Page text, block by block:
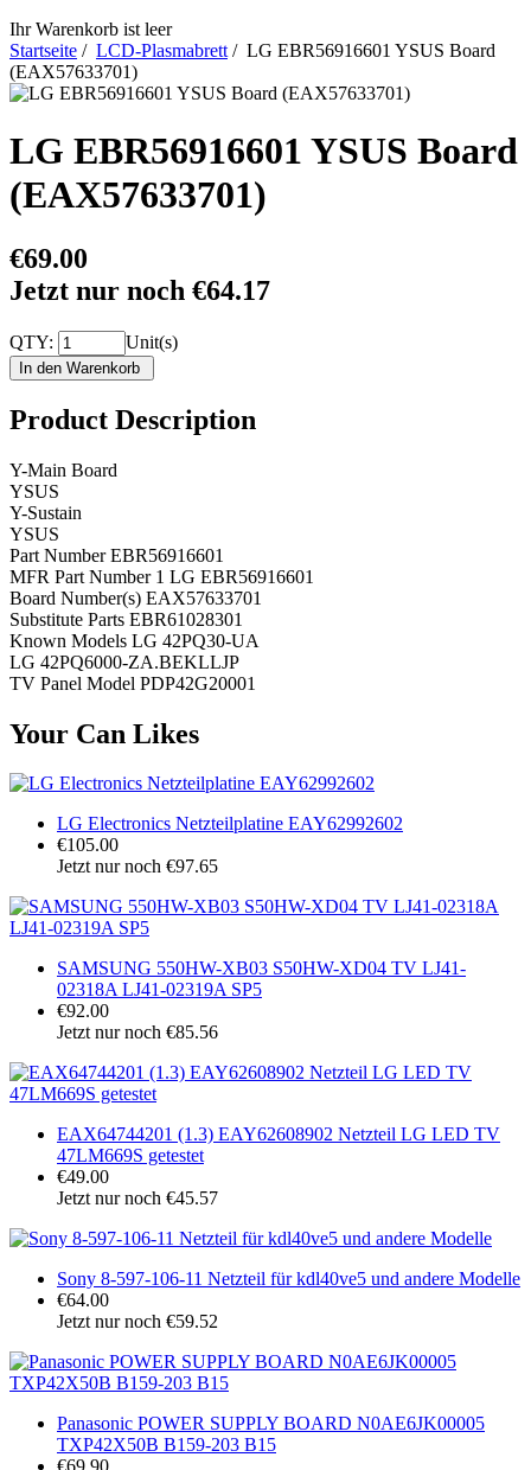
Ihr Warenkorb ist leer
Startseite / LCD-Plasmabrett / LG EBR56916601 YSUS Board
(EAX57633701)
LG EBR56916601 YSUS Board
(EAX57633701)
€69.00
Jetzt nur noch €64.17
QTY: Unit(s)
Product Description
Y-Main Board
YSUS
Y-Sustain
YSUS
Part Number EBR56916601
MFR Part Number 1 LG EBR56916601
Board Number(s) EAX57633701
Substitute Parts EBR61028301
Known Models LG 42PQ30-UA
LG 42PQ6000-ZA.BEKLLJP
TV Panel Model PDP42G20001
Your Can Likes
LG Electronics Netzteilplatine EAY62992602
€105.00
Jetzt nur noch €97.65
SAMSUNG 550HW-XB03 S50HW-XD04 TV LJ41-
02318A LJ41-02319A SP5
€92.00
Jetzt nur noch €85.56
EAX64744201 (1.3) EAY62608902 Netzteil LG LED TV
47LM669S getestet
€49.00
Jetzt nur noch €45.57
Sony 8-597-106-11 Netzteil für kdl40ve5 und andere Modelle
€64.00
Jetzt nur noch €59.52
Panasonic POWER SUPPLY BOARD N0AE6JK00005
TXP42X50B B159-203 B15